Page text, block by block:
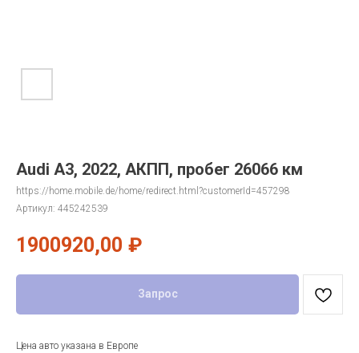
Audi A3, 2022, АКПП, пробег 26066 км
https://home.mobile.de/home/redirect.html?customerId=457298
Артикул: 445242539
1900920,00 ₽
Запрос
Цена авто указана в Европе